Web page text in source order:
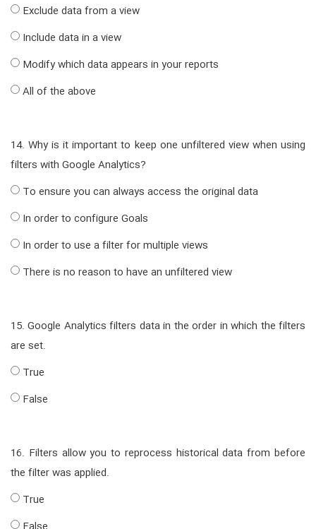
Exclude data from a view
Include data in a view
Modify which data appears in your reports
All of the above
14. Why is it important to keep one unfiltered view when using
filters with Google Analytics?
To ensure you can always access the original data
In order to configure Goals
In order to use a filter for multiple views
There is no reason to have an unfiltered view
15. Google Analytics filters data in the order in which the filters
are set.
True
False
16. Filters allow you to reprocess historical data from before
the filter was applied.
True